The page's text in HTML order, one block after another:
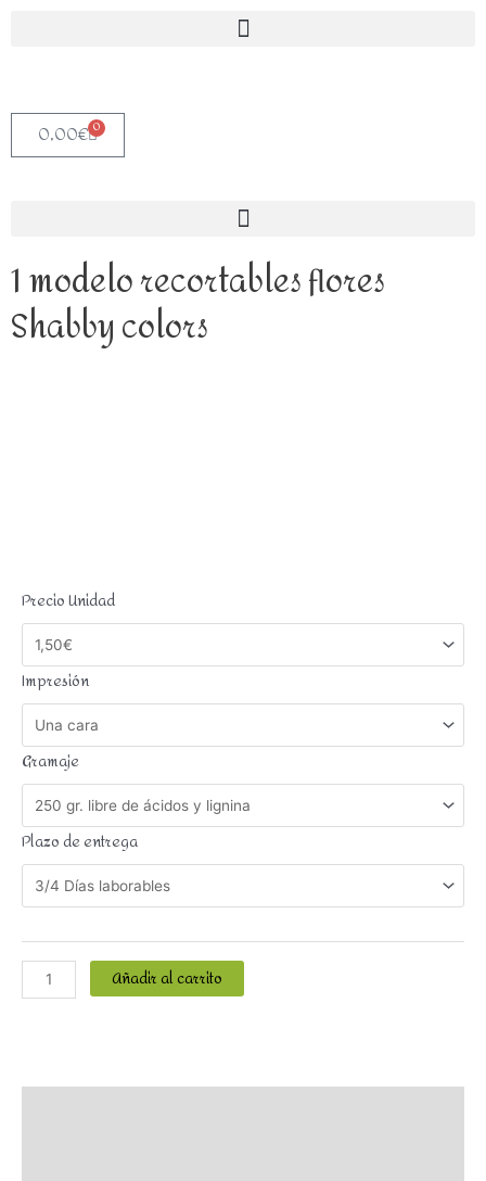
0,00€ 0
1 modelo recortables flores
Shabby colors
Precio Unidad
Impresión
Gramaje
Plazo de entrega
Añadir al carrito